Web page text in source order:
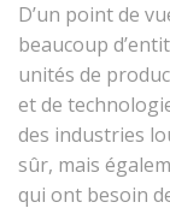
D’un point de
beaucoup
unités de
et de
des industries
sûr, mais
qui ont besoin